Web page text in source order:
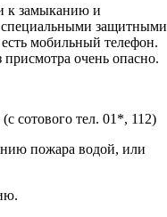
к замыканию и
специальными защитными
мобильный телефон.
присмотра очень опасно.
сотового тел. 01*, 112)
пожара водой, или